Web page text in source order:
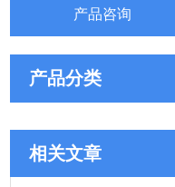
产品咨询
产品分类
相关文章